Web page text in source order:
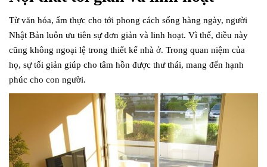
Từ văn hóa, ẩm thực cho tới phong cách sống hàng ngày, người
Nhật Bản luôn ưu tiên sự đơn giản và linh hoạt. Vì thế, điều này
cũng không ngoại lệ trong thiết kế nhà ở. Trong quan niệm của
họ, sự tối giản giúp cho tâm hồn được thư thái, mang đến hạnh
phúc cho con người.